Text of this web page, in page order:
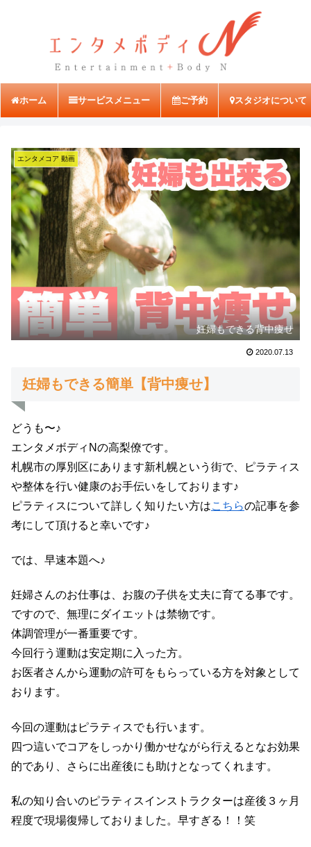
ホーム サービスメニュー ご予約 スタジオについて
エンタメコア 動画
妊婦もできる背中痩せ
2020.07.13
妊婦もできる簡単【背中痩せ】
どうも〜♪
エンタメボディNの高梨僚です。
札幌市の厚別区にあります新札幌という街で、ピラティス
や整体を行い健康のお手伝いをしております♪
ピラティスについて詳しく知りたい方はこちらの記事を参
考にして頂けると幸いです♪
では、早速本題へ♪
妊婦さんのお仕事は、お腹の子供を丈夫に育てる事です。
ですので、無理にダイエットは禁物です。
体調管理が一番重要です。
今回行う運動は安定期に入った方。
お医者さんから運動の許可をもらっている方を対象として
おります。
今回の運動はピラティスでも行います。
四つ這いでコアをしっかり働かせながら行えるとなお効果
的であり、さらに出産後にも助けとなってくれます。
私の知り合いのピラティスインストラクターは産後３ヶ月
程度で現場復帰しておりました。早すぎる！！笑